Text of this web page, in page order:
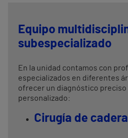
Equipo
subespecializado
En la unidad contamos con
especializados en diferentes
ofrecer un diagnóstico
personalizado:
Cirugía de cadera